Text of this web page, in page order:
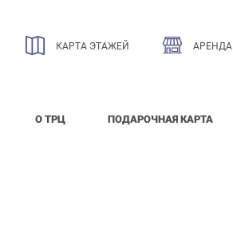
КАРТА ЭТАЖЕЙ АРЕНДА
О ТРЦ ПОДАРОЧНАЯ КАРТА